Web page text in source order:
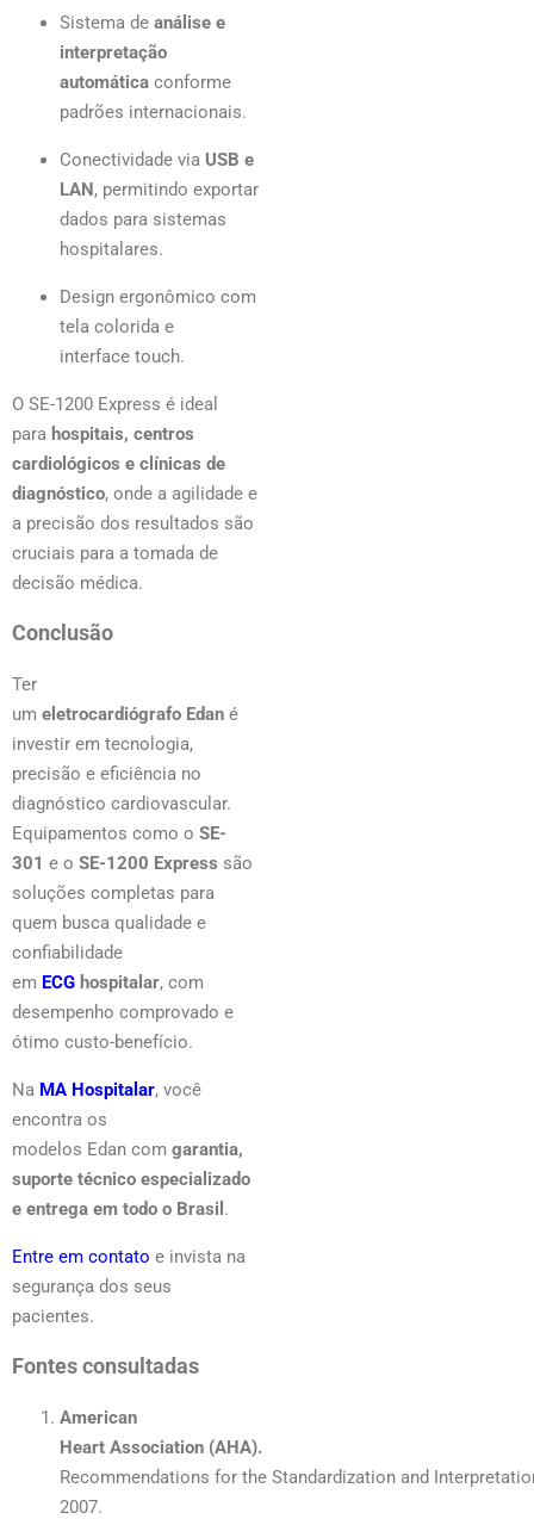
Sistema de análise e
interpretação
automática conforme
padrões internacionais.
Conectividade via USB e
LAN, permitindo exportar
dados para sistemas
hospitalares.
Design ergonômico com
tela colorida e
interface touch.
O SE-1200 Express é ideal
para hospitais, centros
cardiológicos e clínicas de
diagnóstico, onde a agilidade e
a precisão dos resultados são
cruciais para a tomada de
decisão médica.
Conclusão
Ter
um eletrocardiógrafo Edan é
investir em tecnologia,
precisão e eficiência no
diagnóstico cardiovascular.
Equipamentos como o SE-
301 e o SE-1200 Express são
soluções completas para
quem busca qualidade e
confiabilidade
em ECG hospitalar, com
desempenho comprovado e
ótimo custo-benefício.
Na MA Hospitalar, você
encontra os
modelos Edan com garantia,
suporte técnico especializado
e entrega em todo o Brasil .
Entre em contato e invista na
segurança dos seus
pacientes.
Fontes consultadas
American
Heart Association (AHA).
Recommendations for the Standardization and
2007.